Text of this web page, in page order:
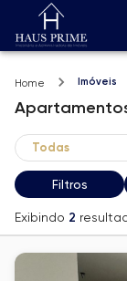
Home Imóveis
Filtros
Exibindo 2